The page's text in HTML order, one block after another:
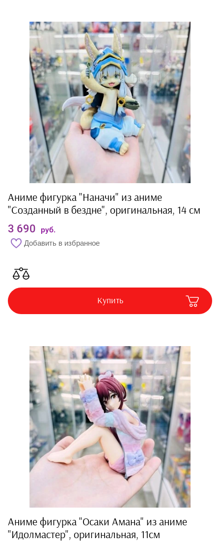
Магниты
Мягкие игрушки
Бижутерия
Браслеты
Кольца
Кулоны
Серьги и заколки
Оригинальные
аниме фигурки из
Японии
Еда из Японии
Чипсы
Контейнеры для
линз
Корея
Прочее
Подарочная
упаковка
Пакеты
Свечи
Банты
Аниме фигурка "Наначи" из аниме
"Созданный в бездне", оригинальная, 14 см
3 690 руб.
Добавить в избранное
Купить
Аниме фигурка "Осаки Амана" из аниме
"Идолмастер", оригинальная, 11см